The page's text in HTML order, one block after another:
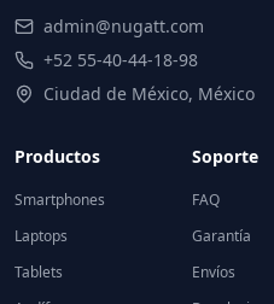
admin@nugatt.com
+52 55-40-44-18-98
Ciudad de México, México
Productos
Smartphones
Laptops
Tablets
Soporte
FAQ
Garantía
Envíos